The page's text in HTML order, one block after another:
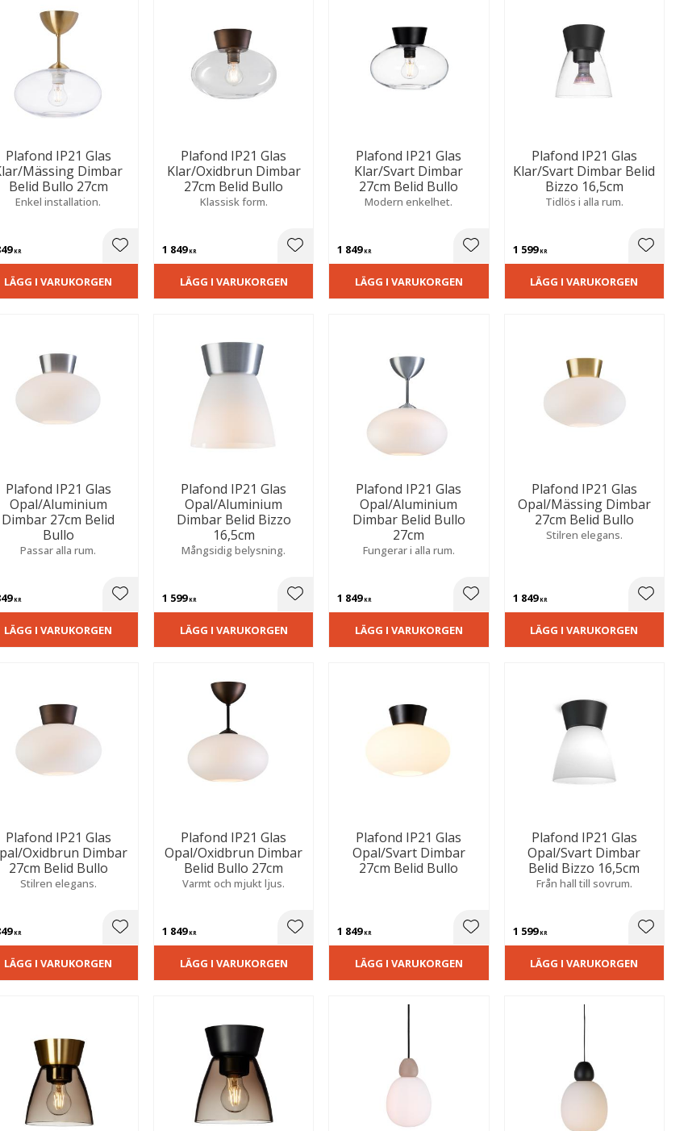
Plafond IP21 Glas
Mässing Dimbar
Belid Bullo 27cm
Enkel installation.
KR Lägg till i favoriter
LÄGG I VARUKORGEN
Plafond IP21 Glas
Klar/Oxidbrun Dimbar
27cm Belid Bullo
Klassisk form.
1 849KR Lägg till i favoriter
LÄGG I VARUKORGEN
Plafond IP21 Glas
Klar/Svart Dimbar
27cm Belid Bullo
Modern enkelhet.
1 849KR Lägg till i favoriter
LÄGG I VARUKORGEN
Plafond IP21 Glas
Klar/Svart Dimbar Belid
Bizzo 16,5cm
Tidlös i alla rum.
1 599KR Lägg
LÄGG I VARUKORGEN
Plafond IP21 Glas
Opal/Aluminium
Dimbar 27cm Belid
Bullo
Passar alla rum.
KR Lägg till i favoriter
LÄGG I VARUKORGEN
Plafond IP21 Glas
Opal/Aluminium
Dimbar Belid Bizzo
16,5cm
Mångsidig belysning.
1 599KR Lägg till i favoriter
LÄGG I VARUKORGEN
Plafond IP21 Glas
Opal/Aluminium
Dimbar Belid Bullo
27cm
Fungerar i alla rum.
1 849KR Lägg till i favoriter
LÄGG I VARUKORGEN
Plafond IP21 Glas
Opal/Mässing Dimbar
27cm Belid Bullo
Stilren elegans.
1 849KR Lägg
LÄGG I VARUKORGEN
Plafond IP21 Glas
Oxidbrun Dimbar
27cm Belid Bullo
Stilren elegans.
KR Lägg till i favoriter
LÄGG I VARUKORGEN
Plafond IP21 Glas
Opal/Oxidbrun Dimbar
Belid Bullo 27cm
Varmt och mjukt ljus.
1 849KR Lägg till i favoriter
LÄGG I VARUKORGEN
Plafond IP21 Glas
Opal/Svart Dimbar
27cm Belid Bullo
1 849KR Lägg till i favoriter
LÄGG I VARUKORGEN
Plafond IP21 Glas
Opal/Svart Dimbar
Belid Bizzo 16,5cm
Från hall till sovrum.
1 599KR Lägg
LÄGG I VARUKORGEN